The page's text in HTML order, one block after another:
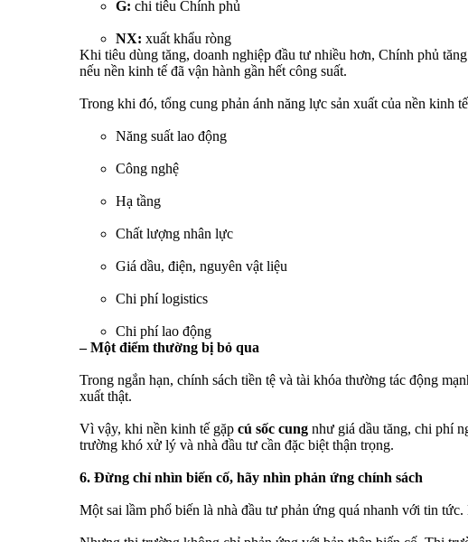
G: chi tiêu Chính phủ
NX: xuất khẩu ròng
Khi tiêu dùng tăng, doanh nghiệp đầu tư nhiều hơn, Chính phủ
nếu nền kinh tế đã vận hành gần hết công suất.
Trong khi đó, tổng cung phản ánh năng lực sản xuất của nền kinh
Năng suất lao động
Công nghệ
Hạ tầng
Chất lượng nhân lực
Giá dầu, điện, nguyên vật liệu
Chi phí logistics
Chi phí lao động
– Một điểm thường bị bỏ qua
Trong ngắn hạn, chính sách tiền tệ và tài khóa thường tác động
xuất thật.
Vì vậy, khi nền kinh tế gặp cú sốc cung như giá dầu tăng, chi phí
trường khó xử lý và nhà đầu tư cần đặc biệt thận trọng.
6. Đừng chỉ nhìn biến cố, hãy nhìn phản ứng chính sách
Một sai lầm phổ biến là nhà đầu tư phản ứng quá nhanh với tin